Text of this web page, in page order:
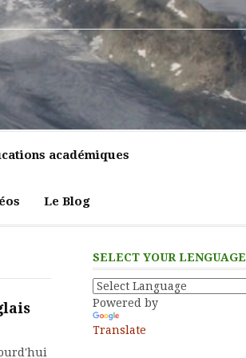
académiques
Le Blog
SELECT YOUR LENGUAGE
Powered by
Translate